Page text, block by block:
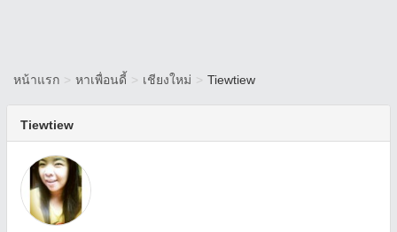
หน้าแรก > หาเพื่อนดี้ > เชียงใหม่ > Tiewtiew
Tiewtiew